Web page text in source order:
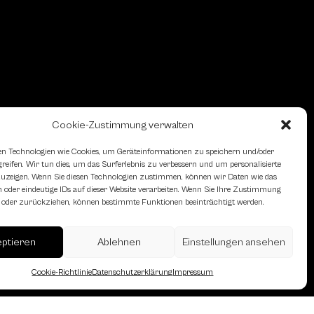
Cookie-Zustimmung verwalten
Technologien wie Cookies, um Geräteinformationen zu speichern und/oder
Wir tun dies, um das Surferlebnis zu verbessern und um personalisierte
Wenn Sie diesen Technologien zustimmen, können wir Daten wie das
oder eindeutige IDs auf dieser Website verarbeiten. Wenn Sie Ihre Zustimmung
zurückziehen, können bestimmte Funktionen beeinträchtigt werden.
Ablehnen Einstellungen ansehen
Cookie-RichtlinieDatenschutzerklärungImpressum
des Österreichischen